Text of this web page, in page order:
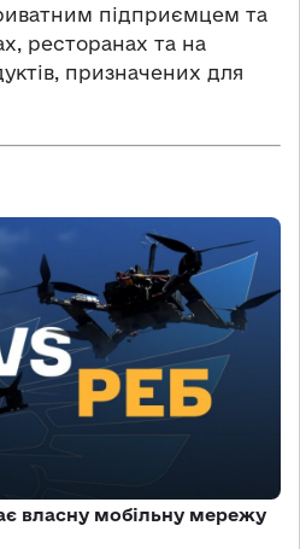
підприємцем та
ресторанах та на
призначених для
власну мобільну мережу